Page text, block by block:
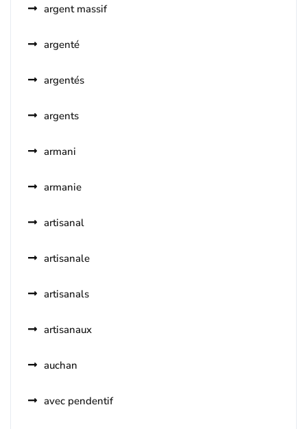
argent massif
argenté
argentés
argents
armani
armanie
artisanal
artisanale
artisanals
artisanaux
auchan
avec pendentif